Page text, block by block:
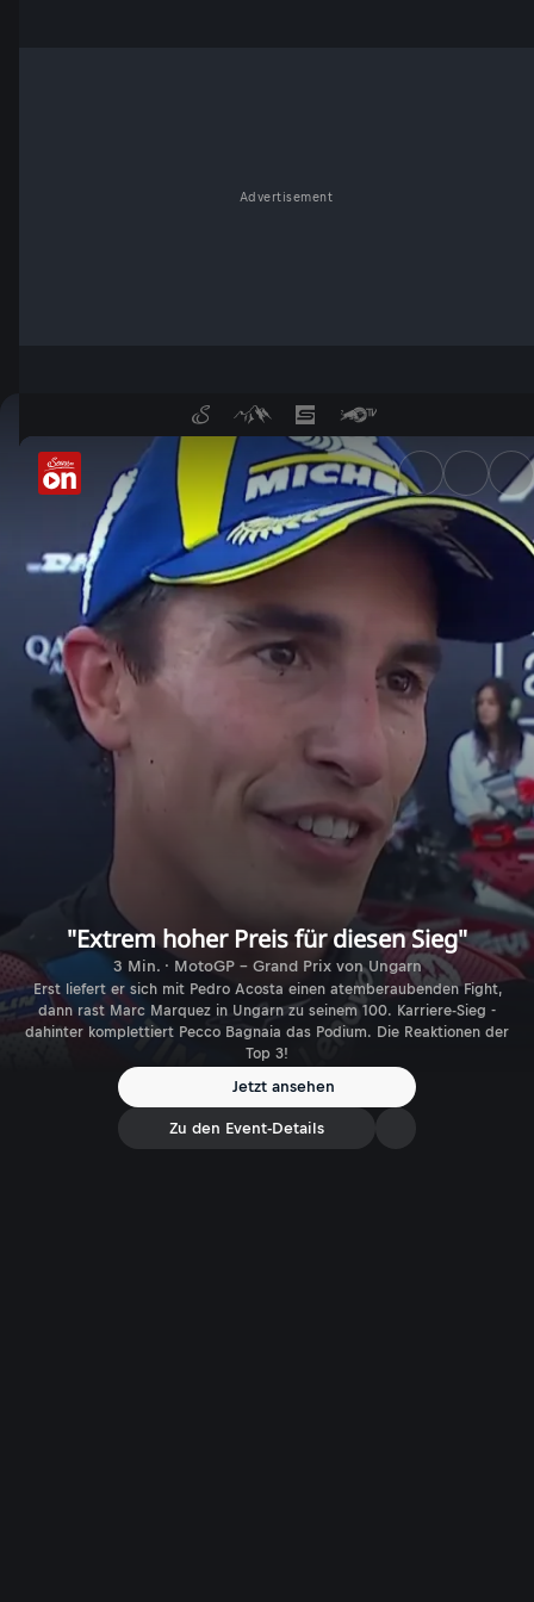
Advertisement
Marc Marquez: "Ein extrem
"Extrem hoher Preis für diesen Sieg"
3 Min. · MotoGP - Grand Prix von Ungarn
Erst liefert er sich mit Pedro Acosta einen atemberaubenden Fight,
dann rast Marc Marquez in Ungarn zu seinem 100. Karriere-Sieg -
dahinter komplettiert Pecco Bagnaia das Podium. Die Reaktionen der
Top 3!
Jetzt ansehen
Zu den Event-Details